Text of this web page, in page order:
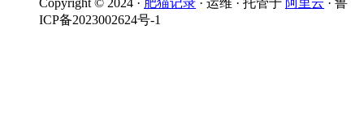
ICP备2023002624号-1